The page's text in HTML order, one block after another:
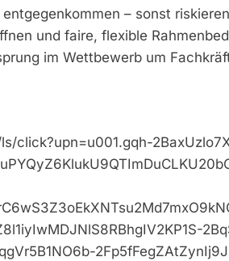
– sonst
und faire, flexible
im Wettbewerb um